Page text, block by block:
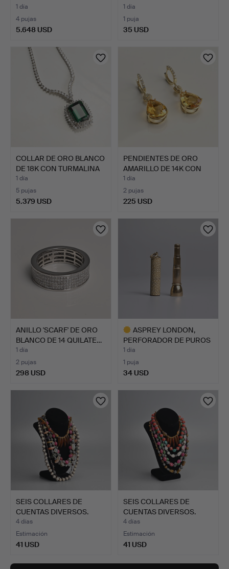
1 día
4 pujas
5.648 USD
BLAN…
1 día
1 puja
35 USD
COLLAR DE ORO BLANCO
DE 18K CON TURMALINA
…
1 día
5 pujas
5.379 USD
PENDIENTES DE ORO
AMARILLO DE 14K CON
CITR…
1 día
2 pujas
225 USD
ANILLO 'SCARF' DE ORO
BLANCO DE 14 QUILATE…
1 día
2 pujas
298 USD
ASPREY LONDON,
PERFORADOR DE PUROS
EN ORO …
1 día
1 puja
34 USD
SEIS COLLARES DE
CUENTAS DIVERSOS.
4 días
Estimación
41 USD
SEIS COLLARES DE
CUENTAS DIVERSOS.
4 días
Estimación
41 USD